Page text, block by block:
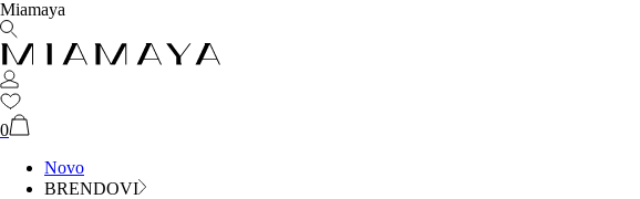
Miamaya
0
Novo
BRENDOVI